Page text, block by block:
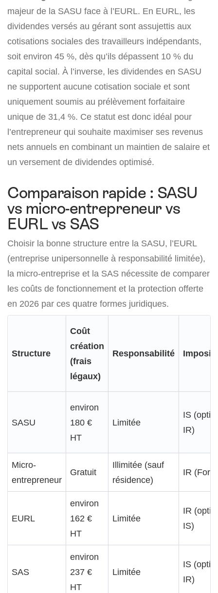
majeur de la SASU face à l’EURL. En EURL, les
dividendes versés au gérant sont assujettis aux
cotisations sociales des travailleurs indépendants,
soit environ 45 %, dès qu’ils dépassent 10 % du
capital social. À l’inverse, les dividendes en SASU
ne supportent aucune cotisation sociale et sont
uniquement soumis au prélèvement forfaitaire
unique de 31,4 %. Ce statut est donc idéal pour
l’entrepreneur qui souhaite maximiser ses revenus
nets annuels en combinant un maintien de salaire et
un versement de dividendes optimisé.
Comparaison rapide : SASU
vs micro-entrepreneur vs
EURL vs SAS
Choisir la bonne structure entre la SASU, l’EURL
(entreprise unipersonnelle à responsabilité limitée),
la micro-entreprise et la SAS nécessite de comparer
les coûts de fonctionnement et la protection offerte
en 2026 par ces quatre formes juridiques.
Structure
Coût
création
(frais
légaux)
Responsabilité
SASU
environ
180 €
HT
Limitée
IS
IR)
Micro-
entrepreneur
Gratuit
Illimitée (sauf
résidence)
IR
EURL
environ
162 €
HT
Limitée
IR
IS)
SAS
environ
237 €
HT
Limitée
IS
IR)